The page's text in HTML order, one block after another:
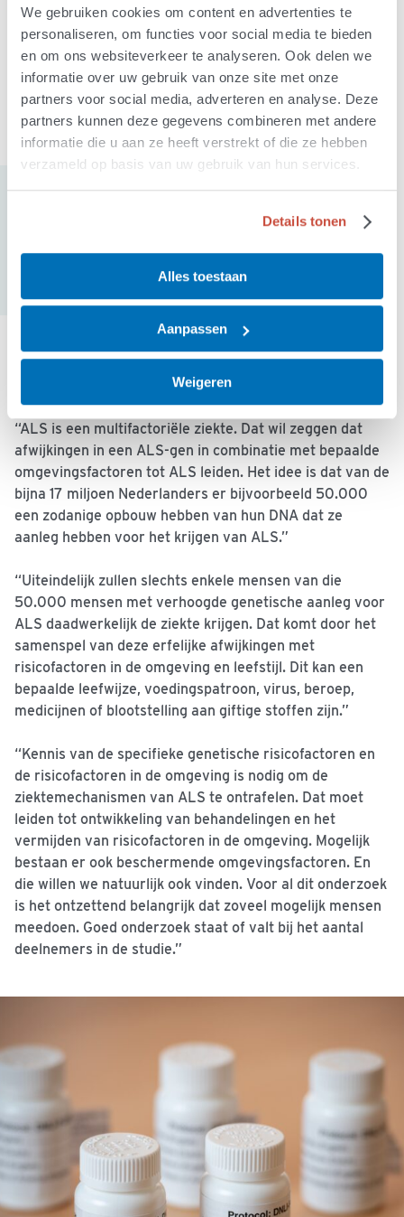
We gebruiken cookies om content en advertenties te
personaliseren, om functies voor social media te bieden
en om ons websiteverkeer te analyseren. Ook delen we
informatie over uw gebruik van onze site met onze
partners voor social media, adverteren en analyse. Deze
partners kunnen deze gegevens combineren met andere
informatie die u aan ze heeft verstrekt of die ze hebben
verzameld op basis van uw gebruik van hun services.
Details tonen
Alles toestaan
Aanpassen
Weigeren
Tazelaar: “Zoals eerder aangegeven is het onderscheid
tussen familiair en sporadisch eigenlijk te simpel. Want
ook bij mensen met ALS waarbij de ziekte niet in de
familie voorkomt kan in 10% een mutatie in een ALS-gen
gevonden worden. Meestal betreft dit eenzelfde
afwijking in het C9orf72-gen.”
"Ook bij mensen met ALS waarbij de
ziekte niet in de familie voorkomt kan in
10% een mutatie in een ALS-gen gevonden
ALS is een multifactoriële ziekte
“ALS is een multifactoriële ziekte. Dat wil zeggen dat
afwijkingen in een ALS-gen in combinatie met bepaalde
omgevingsfactoren tot ALS leiden. Het idee is dat van de
bijna 17 miljoen Nederlanders er bijvoorbeeld 50.000
een zodanige opbouw hebben van hun DNA dat ze
aanleg hebben voor het krijgen van ALS.”
“Uiteindelijk zullen slechts enkele mensen van die
50.000 mensen met verhoogde genetische aanleg voor
ALS daadwerkelijk de ziekte krijgen. Dat komt door het
samenspel van deze erfelijke afwijkingen met
risicofactoren in de omgeving en leefstijl. Dit kan een
bepaalde leefwijze, voedingspatroon, virus, beroep,
medicijnen of blootstelling aan giftige stoffen zijn.”
“Kennis van de specifieke genetische risicofactoren en
de risicofactoren in de omgeving is nodig om de
ziektemechanismen van ALS te ontrafelen. Dat moet
leiden tot ontwikkeling van behandelingen en het
vermijden van risicofactoren in de omgeving. Mogelijk
bestaan er ook beschermende omgevingsfactoren. En
die willen we natuurlijk ook vinden. Voor al dit onderzoek
is het ontzettend belangrijk dat zoveel mogelijk mensen
meedoen. Goed onderzoek staat of valt bij het aantal
deelnemers in de studie.”